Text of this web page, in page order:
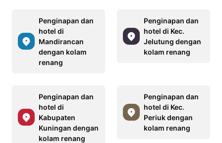
Penginapan dan
hotel di
Mandirancan
dengan kolam
renang
Penginapan dan
hotel di Kec.
Jelutung dengan
kolam renang
Penginapan dan
hotel di
Kabupaten
Kuningan dengan
kolam renang
Penginapan dan
hotel di Kec.
Periuk dengan
kolam renang